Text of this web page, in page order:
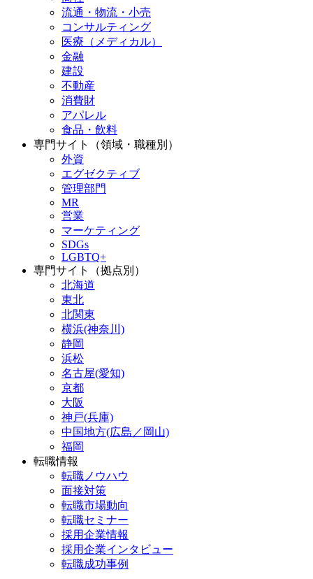
流通・物流・小売
コンサルティング
医療（メディカル）
金融
建設
不動産
消費財
アパレル
食品・飲料
専門サイト（領域・職種別）
外資
エグゼクティブ
管理部門
MR
営業
マーケティング
SDGs
LGBTQ+
専門サイト（拠点別）
北海道
東北
北関東
横浜(神奈川)
静岡
浜松
名古屋(愛知)
京都
大阪
神戸(兵庫)
中国地方(広島／岡山)
福岡
転職情報
転職ノウハウ
面接対策
転職市場動向
転職セミナー
採用企業情報
採用企業インタビュー
転職成功事例